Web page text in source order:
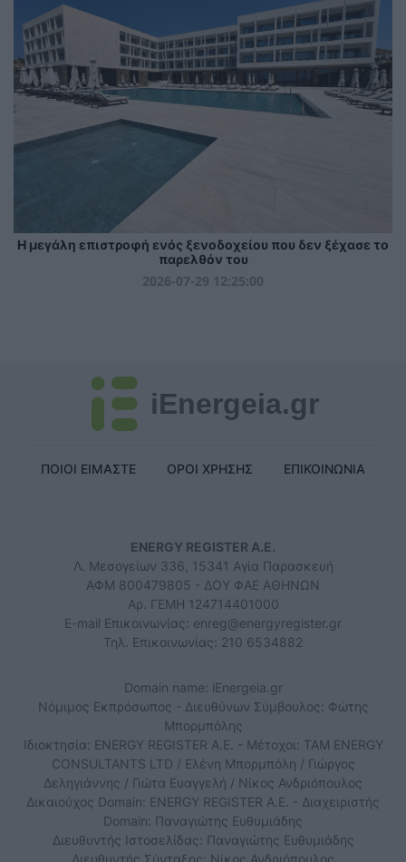
Η μεγάλη επιστροφή ενός ξενοδοχείου που δεν ξέχασε το
παρελθόν του
2026-07-29 12:25:00
iEnergeia.gr
ΠΟΙΟΙ ΕΙΜΑΣΤΕ ΟΡΟΙ ΧΡΗΣΗΣ ΕΠΙΚΟΙΝΩΝΙΑ
ENERGY REGISTER Α.Ε.
Λ. Μεσογείων 336, 15341 Αγία Παρασκευή
ΑΦΜ 800479805 - ΔΟΥ ΦΑΕ ΑΘΗΝΩΝ
Αρ. ΓΕΜΗ 124714401000
E-mail Επικοινωνίας: enreg@energyregister.gr
Τηλ. Επικοινωνίας: 210 6534882
Domain name: iEnergeia.gr
Νόμιμος Εκπρόσωπος - Διευθύνων Σύμβουλος: Φώτης
Μπορμπόλης
Ιδιοκτησία: ENERGY REGISTER Α.Ε. - Μέτοχοι: TAM ENERGY
CONSULTANTS LTD / Ελένη Μπορμπόλη / Γιώργος
Δεληγιάννης / Γιώτα Ευαγγελή / Νίκος Ανδριόπουλος
Δικαιούχος Domain: ENERGY REGISTER Α.Ε. - Διαχειριστής
Domain: Παναγιώτης Ευθυμιάδης
Διευθυντής Ιστοσελίδας: Παναγιώτης Ευθυμιάδης
Διευθυντής Σύνταξης: Νίκος Ανδριόπουλος